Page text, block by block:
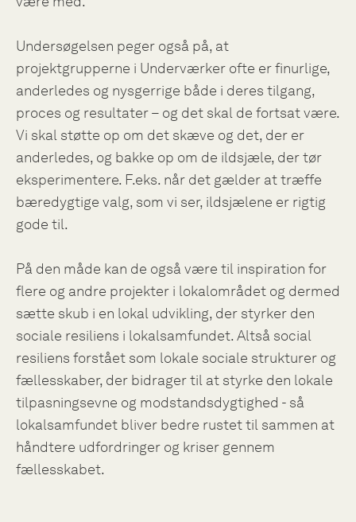
Undersøgelsen peger også på, at
projektgrupperne i Underværker ofte er finurlige,
anderledes og nysgerrige både i deres tilgang,
proces og resultater – og det skal de fortsat være.
Vi skal støtte op om det skæve og det, der er
anderledes, og bakke op om de ildsjæle, der tør
eksperimentere. F.eks. når det gælder at træffe
bæredygtige valg, som vi ser, ildsjælene er rigtig
gode til.
På den måde kan de også være til inspiration for
flere og andre projekter i lokalområdet og dermed
sætte skub i en lokal udvikling, der styrker den
sociale resiliens i lokalsamfundet. Altså social
resiliens forstået som lokale sociale strukturer og
fællesskaber, der bidrager til at styrke den lokale
tilpasningsevne og modstandsdygtighed - så
lokalsamfundet bliver bedre rustet til sammen at
håndtere udfordringer og kriser gennem
fællesskabet.